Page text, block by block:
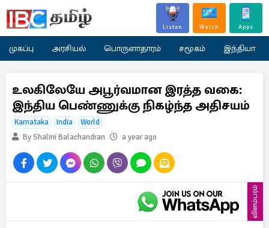
Listen Watch Apps
முகப்பு அரசியல் பொருளாதாரம் சமூகம் இந்தியா
உலகிலேயே அபூர்வமான இரத்த வகை:
இந்திய பெண்ணுக்கு நிகழ்ந்த அதிசயம்
Karnataka India
World
By Shalini Balachandran
a year ago
விளம்பரம்